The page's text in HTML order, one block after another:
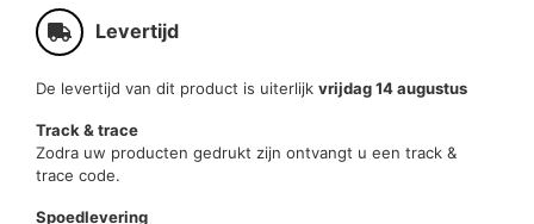
Levertijd
De levertijd van dit product is uiterlijk vrijdag 14 augustus
Track & trace
Zodra uw producten gedrukt zijn ontvangt u een track &
trace code.
Spoedlevering